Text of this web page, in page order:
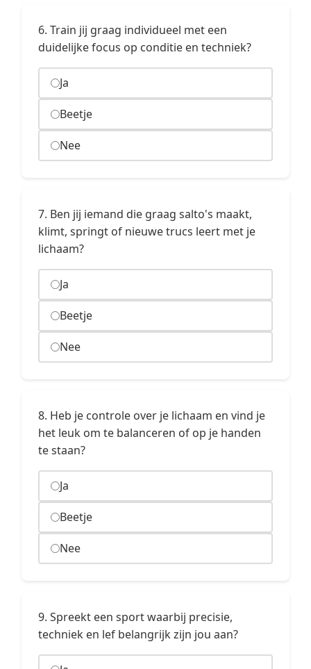
6. Train jij graag individueel met een
duidelijke focus op conditie en techniek?
Ja
Beetje
Nee
7. Ben jij iemand die graag salto's maakt,
klimt, springt of nieuwe trucs leert met je
lichaam?
Ja
Beetje
Nee
8. Heb je controle over je lichaam en vind je
het leuk om te balanceren of op je handen
te staan?
Ja
Beetje
Nee
9. Spreekt een sport waarbij precisie,
techniek en lef belangrijk zijn jou aan?